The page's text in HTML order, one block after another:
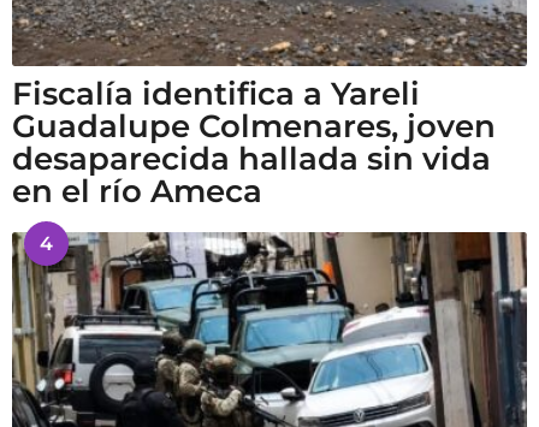
Fiscalía identifica a Yareli
Guadalupe Colmenares, joven
desaparecida hallada sin vida
en el río Ameca
4